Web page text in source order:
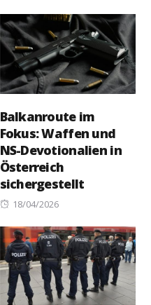
Balkanroute im
Fokus: Waffen und
NS-Devotionalien in
Österreich
sichergestellt
Posted
18/04/2026